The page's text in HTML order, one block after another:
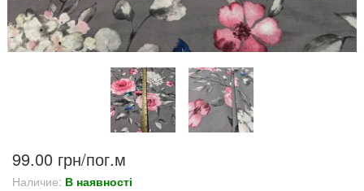
99.00 грн/пог.м
Наличие: В наявності